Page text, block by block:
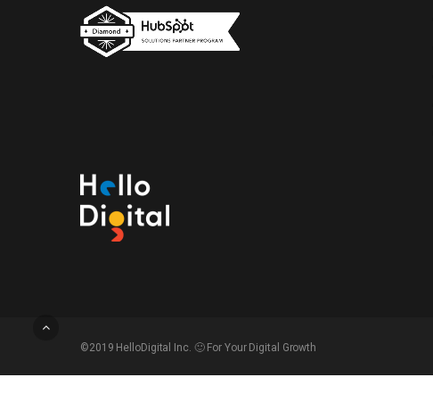
©2019 HelloDigital Inc. 🙂 For Your Digital Growth